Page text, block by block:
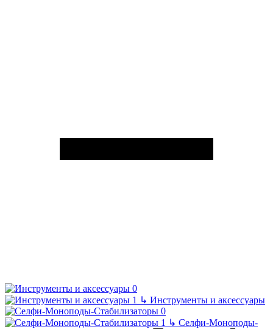
↳ Инструменты и аксессуары
↳ Селфи-Моноподы-